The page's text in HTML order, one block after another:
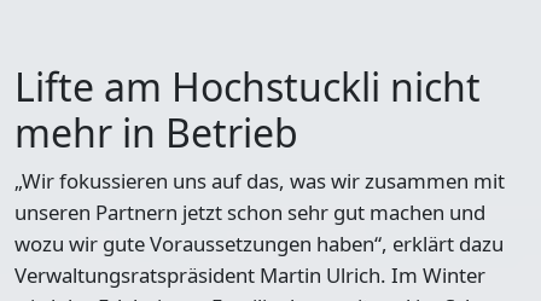
Lifte am Hochstuckli nicht
mehr in Betrieb
„Wir fokussieren uns auf das, was wir zusammen mit
unseren Partnern jetzt schon sehr gut machen und
wozu wir gute Voraussetzungen haben“, erklärt dazu
Verwaltungsratspräsident Martin Ulrich. Im Winter